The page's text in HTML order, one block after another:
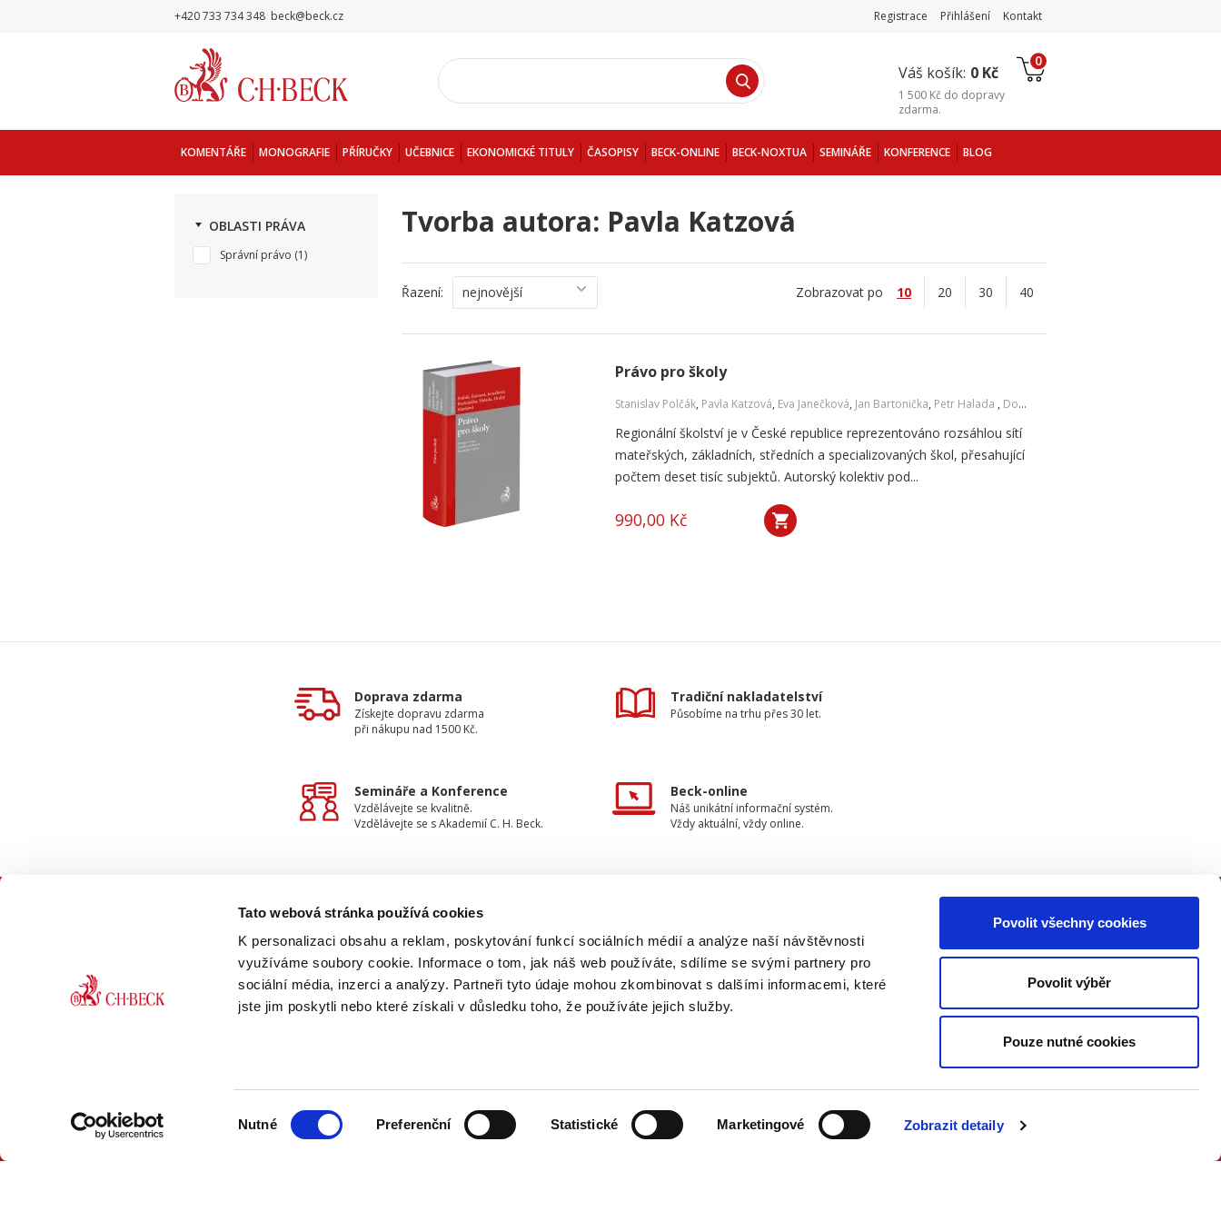
Tato webová stránka používá cookies
K personalizaci obsahu a reklam, poskytování funkcí sociálních médií a analýze naší návštěvnosti
využíváme soubory cookie. Informace o tom, jak náš web používáte, sdílíme se svými partnery pro
sociální média, inzerci a analýzy. Partneři tyto údaje mohou zkombinovat s dalšími informacemi, které
jste jim poskytli nebo které získali v důsledku toho, že používáte jejich služby.
Nutné Preferenční Statistické Marketingové Zobrazit detaily
Povolit všechny cookies
Povolit výběr
Pouze nutné cookies
+420 733 734 348 beck@beck.cz Registrace Přihlášení Kontakt
Váš košík: 0 Kč
0
1 500 Kč do dopravy
zdarma.
KOMENTÁŘE MONOGRAFIE PŘÍRUČKY UČEBNICE EKONOMICKÉ TITULY ČASOPISY BECK-ONLINE BECK-NOXTUA SEMINÁŘE KONFERENCE BLOG
OBLASTI PRÁVA
Správní právo (1)
Tvorba autora: Pavla Katzová
Řazení: nejnovější Zobrazovat po 10 20 30 40
Právo pro školy
Stanislav Polčák, Pavla Katzová, Eva Janečková, Jan Bartonička, Petr Halada , Dominik Hrubý
Regionální školství je v České republice reprezentováno rozsáhlou sítí
mateřských, základních, středních a specializovaných škol, přesahující
počtem deset tisíc subjektů. Autorský kolektiv pod...
990,00 Kč
Doprava zdarma
Získejte dopravu zdarma
při nákupu nad 1500 Kč.
Tradiční nakladatelství
Působíme na trhu přes 30 let.
Semináře a Konference
Vzdělávejte se kvalitně.
Vzdělávejte se s Akademií C. H. Beck.
Beck-online
Náš unikátní informační systém.
Vždy aktuální, vždy online.
KONTAKTUJTE NÁS
733 734 348
INFORMACE
O nakladatelství
Ochrana osobních údajů
Kontakty
PŘIPOJTE SE K NÁM
Buďte informovaní o našich
konferencích a akčních nabídkách
Přečtěte si, jak naše nakladatelství